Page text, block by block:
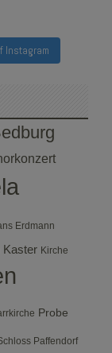
Instagram
Erdmann
Kaster Kirche
Probe
Paffendorf